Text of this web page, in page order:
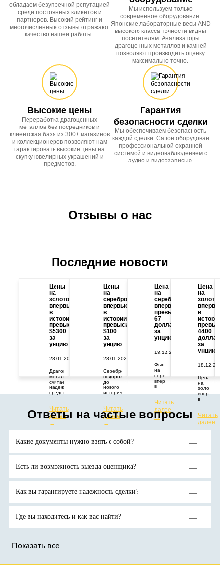
обладаем безупречной репутацией
среди постоянных клиентов и
партнеров. Высокий рейтинг и
многочисленные отзывы отражают
качество нашей работы.
Мы используем только
современное оборудование.
Японские лабораторные весы AND
высокого класса точности видны
посетителям. Анализаторы
драгоценных металлов и камней
позволяют производить оценку
максимально точно.
Высокие цены
Переработка драгоценных
металлов без посредников и
клиентская база из 300+ магазинов
и коллекционеров позволяют нам
гарантировать высокие цены на
скупку ювелирных украшений и
предметов.
Гарантия
безопасности сделки
Мы обеспечиваем безопасность
каждой сделки. Салон оборудован
профессиональной охранной
системой и видеонаблюдением с
аудио и видеозаписью.
Отзывы о нас
Последние новости
Цены
на
золото
впервые
в
истории
превысили
$5300
за
унцию
28.01.2026
Драгоценный
металл
считается
надежным
средством
от
геополитических
и
экономических
потрясений.
ожидают
продолжения
роста
золото
новых
Читать
далее
→
Цены
на
серебро
впервые
в
истории
превысили
$100
за
унцию
28.01.2026
Серебро
подорожало
до
нового
исторического
растут
из-за
дефицита
поставок
и
спроса
активы-
фоне
неопределенности.
Читать
далее
→
Цена
на
серебро
впервые
превысила
67
долларов
за
унцию
18.12.2025
Фьючерс
на
серебро
впервые
в
67
долларов
за
тройскую
Читать
далее
→
Цена
на
золото
в
4400
за
унцию
Цена
на
золото
впервые
в
отметку
в
4400
Читать
далее
→
Ответы на частые вопросы
Какие документы нужно взять с собой?
Есть ли возможность выезда оценщика?
Как вы гарантируете надежность сделки?
Где вы находитесь и как вас найти?
Показать все